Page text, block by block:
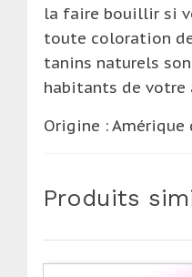
la faire bouillir si
toute coloration de
tanins naturels
habitants de votre
Origine : Amérique
Produits